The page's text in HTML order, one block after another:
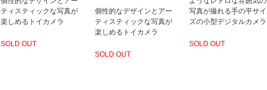
ティスティックな写真が
楽しめるトイカメラ
SOLD OUT
個性的なデザインとアー
ティスティックな写真が
楽しめるトイカメラ
SOLD OUT
写真が撮れる手の平サイ
ズの小型デジタルカメラ
SOLD OUT